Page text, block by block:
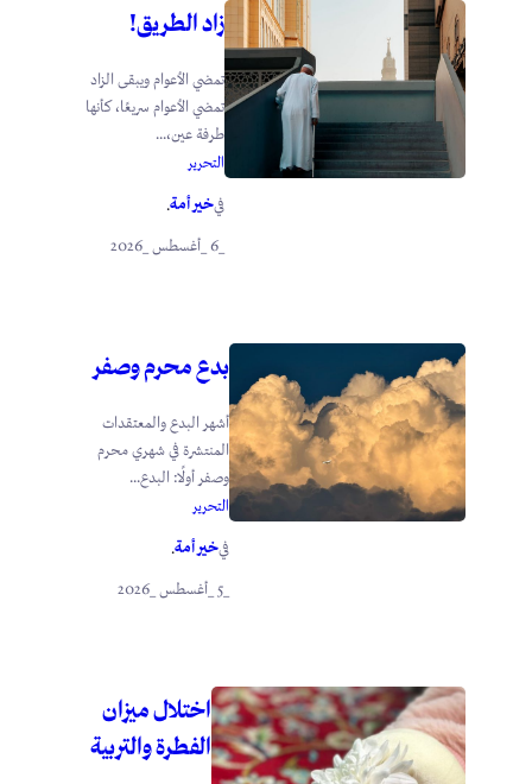
زاد الطريق!
تمضي الأعوام ويبقى الزاد
تمضي الأعوام سريعًا، كأنها
طرفة عين،...
التحرير
فيخير أمة.
بدع محرم وصفر
أشهر البدع والمعتقدات
المنتشرة في شهري محرم
وصفر أولًا: البدع...
التحرير
فيخير أمة.
_5 _أغسطس _2026
اختلال ميزان
الفطرة والتربية